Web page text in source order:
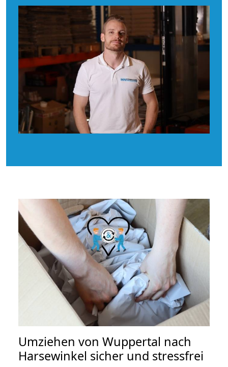
Umziehen von Wuppertal nach
Harsewinkel sicher und stressfrei